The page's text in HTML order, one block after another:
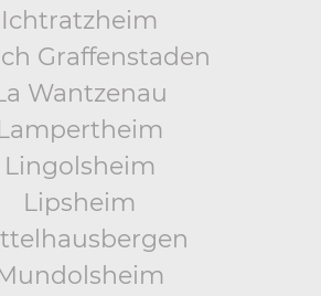
Ichtratzheim
Graffenstaden
Wantzenau
Lingolsheim
Lipsheim